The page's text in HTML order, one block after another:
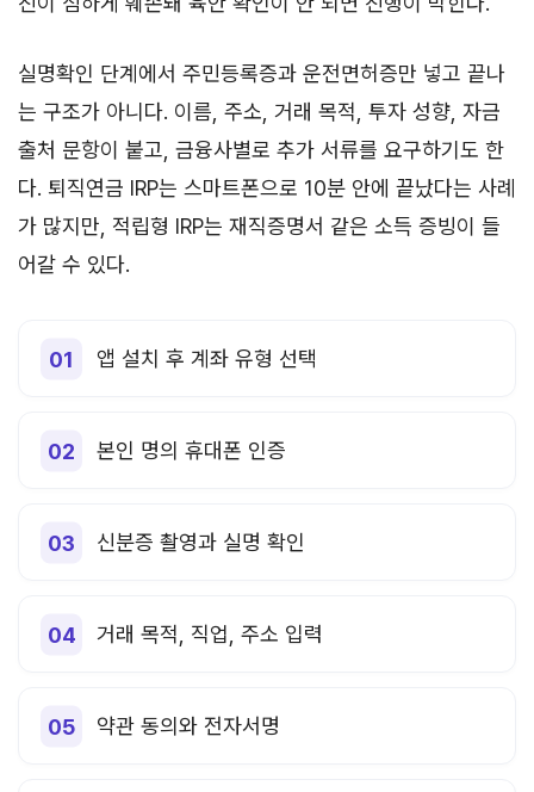
실명확인 단계에서 주민등록증과 운전면허증만 넣고 끝나
는 구조가 아니다. 이름, 주소, 거래 목적, 투자 성향, 자금
출처 문항이 붙고, 금융사별로 추가 서류를 요구하기도 한
다. 퇴직연금 IRP는 스마트폰으로 10분 안에 끝났다는 사례
가 많지만, 적립형 IRP는 재직증명서 같은 소득 증빙이 들
어갈 수 있다.
앱 설치 후 계좌 유형 선택
본인 명의 휴대폰 인증
신분증 촬영과 실명 확인
거래 목적, 직업, 주소 입력
약관 동의와 전자서명